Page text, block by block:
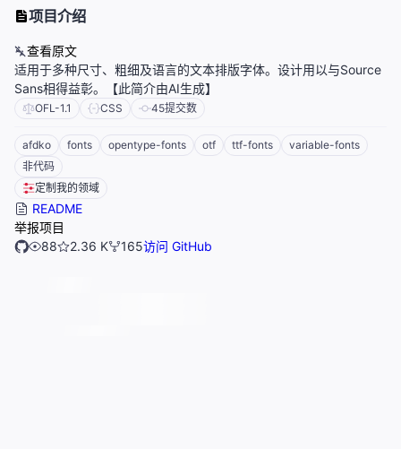
项目介绍
查看原文
适用于多种尺寸、粗细及语言的文本排版字体。设计用以与Source
Sans相得益彰。【此简介由AI生成】
OFL-1.1 CSS 45提交数
afdko fonts opentype-fonts otf ttf-fonts
variable-fonts
非代码
定制我的领域
README
举报项目
88
2.36 K 165访问 GitHub